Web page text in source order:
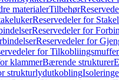
materialerTilbehør
Reservedeler for
Reservedeler for
Reservedeler for
for Tilkobliingsmuffer
klammerBærende strukturer
strukturlydutkobling